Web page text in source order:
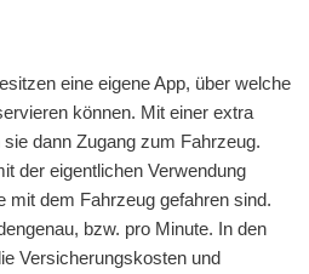
eine eigene App, über welche
können. Mit einer extra
dann Zugang zum Fahrzeug.
der eigentlichen Verwendung
mit dem Fahrzeug gefahren sind.
bzw. pro Minute. In den
Versicherungskosten und